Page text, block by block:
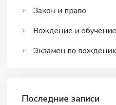
Закон и право
Вождение и обучение
Экзамен по
Последние записи